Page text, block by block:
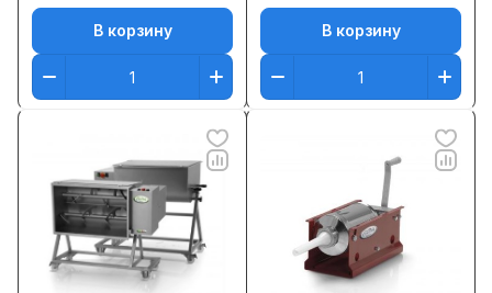
В корзину В корзину